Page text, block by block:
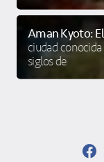
Aman Kyoto:
ciudad
siglos de